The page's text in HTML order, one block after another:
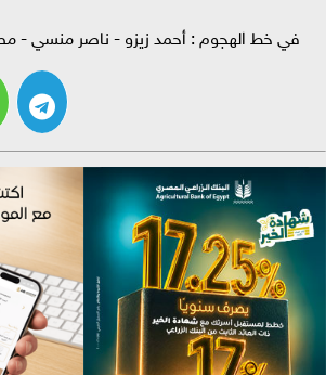
في خط الهجوم : أحمد زيزو - ناصر منسي